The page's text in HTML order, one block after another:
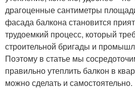
драгоценные сантиметры
фасада балкона становится
трудоемкий процесс, который
строительной бригады и
Поэтому в статье мы
правильно утеплить балкон в
можно сделать и самостоятельно.